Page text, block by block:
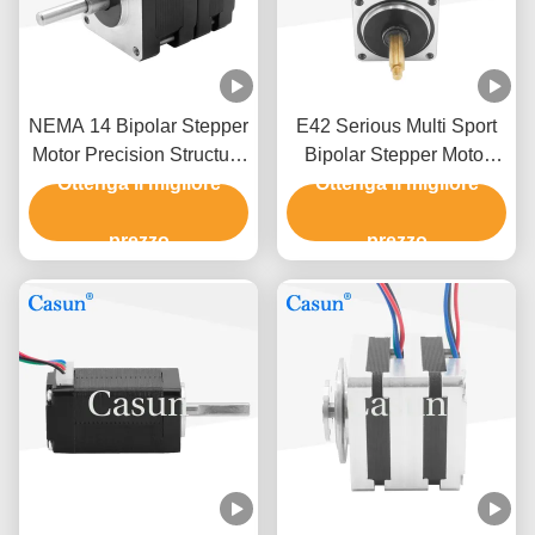
NEMA 14 Bipolar Stepper
Motor Precision Structure
120mN.M
Ottenga il migliore
prezzo
E42 Serious Multi Sport
Bipolar Stepper Motor
NEMA 17 200mN.M Per
automazione
Ottenga il migliore
prezzo